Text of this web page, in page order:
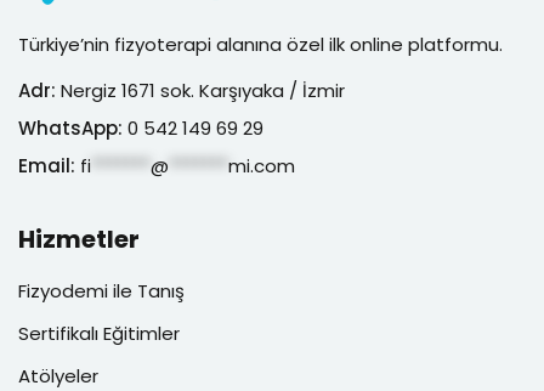
Türkiye’nin fizyoterapi alanına özel ilk online platformu.
Adr: Nergiz 1671 sok. Karşıyaka / İzmir
WhatsApp: 0 542 149 69 29
Email: fi @ mi.com
Hizmetler
Fizyodemi ile Tanış
Sertifikalı Eğitimler
Atölyeler